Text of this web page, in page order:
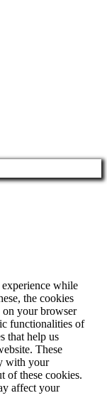
while
the cookies
on your browser
functionalities of
that help us
These
with your
of these cookies.
affect your